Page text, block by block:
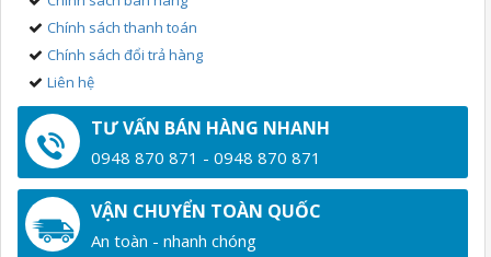
Chính sách thanh toán
Chính sách đổi trả hàng
Liên hệ
TƯ VẤN BÁN HÀNG NHANH
0948 870 871 - 0948 870 871
VẬN CHUYỂN TOÀN QUỐC
An toàn - nhanh chóng